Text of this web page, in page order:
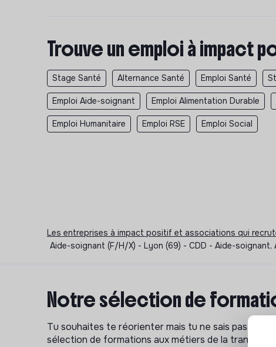
Trouve un emploi à impact
Stage Santé Alternance Santé Emploi Santé
Emploi Aide-soignant Emploi Alimentation Durable
Emploi Humanitaire Emploi RSE Emploi Social
Les entreprises à impact positif et associations qui
Aide-soignant (F/H/X) - Lyon (69) - CDD - Aide-
Notre sélection de
Tu souhaites te réorienter mais tu ne sais pas par
sélection de formations aux métiers de la transition